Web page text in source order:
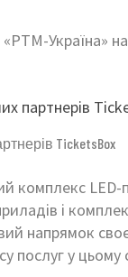
Україна»
TicketsBox
комплекс
і
напрямок
послуг у цьому